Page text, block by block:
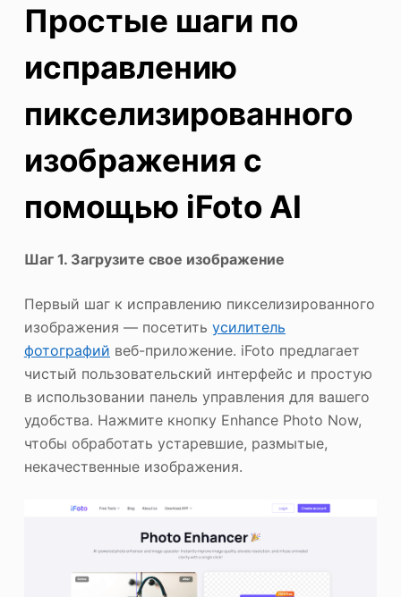
Простые шаги по
исправлению
пикселизированного
изображения с
помощью iFoto AI
Шаг 1. Загрузите свое изображение
Первый шаг к исправлению пикселизированного
изображения — посетить усилитель
фотографий веб-приложение. iFoto предлагает
чистый пользовательский интерфейс и простую
в использовании панель управления для вашего
удобства. Нажмите кнопку Enhance Photo Now,
чтобы обработать устаревшие, размытые,
некачественные изображения.